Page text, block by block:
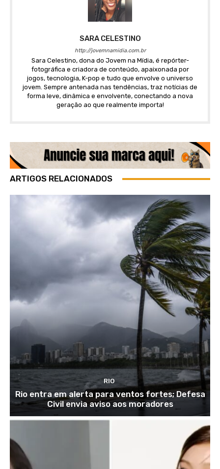
SARA CELESTINO
http://jovemnamidia.com.br
Sara Celestino, dona do Jovem na Mídia, é repórter-
fotográfica e criadora de conteúdo, apaixonada por
jogos, tecnologia, K-pop e tudo que envolve o universo
jovem. Sempre antenada nas tendências, traz notícias de
forma leve, dinâmica e envolvente, conectando a nova
geração ao que realmente importa!
ARTIGOS RELACIONADOS
RIO
Rio entra em alerta para ventos fortes; Defesa
Civil envia aviso aos moradores